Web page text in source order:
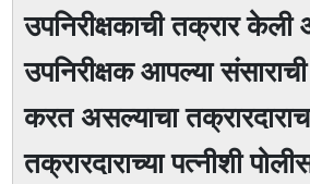
उपनिरीक्षकाची तक्रार
उपनिरीक्षक आपल्या
करत असल्याचा
तक्रारदाराच्या पत्नीशी